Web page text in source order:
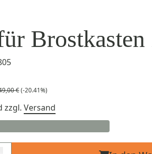
€(-20.41%)
zzgl. Versand